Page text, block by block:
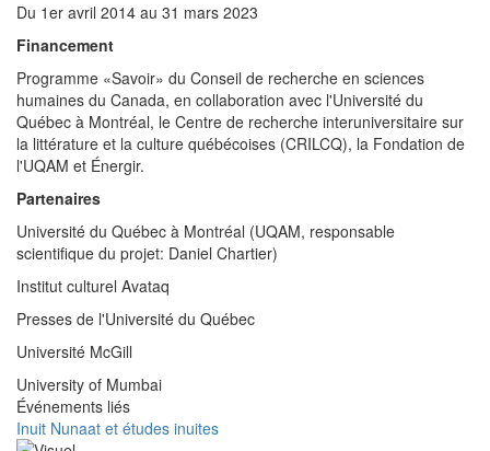
Du 1er avril 2014 au 31 mars 2023
Financement
Programme «Savoir» du Conseil de recherche en sciences
humaines du Canada, en collaboration avec l'Université du
Québec à Montréal, le Centre de recherche interuniversitaire sur
la littérature et la culture québécoises (CRILCQ), la Fondation de
l'UQAM et Énergir.
Partenaires
Université du Québec à Montréal (UQAM, responsable
scientifique du projet: Daniel Chartier)
Institut culturel Avataq
Presses de l'Université du Québec
Université McGill
University of Mumbai
Événements liés
Inuit Nunaat et études inuites